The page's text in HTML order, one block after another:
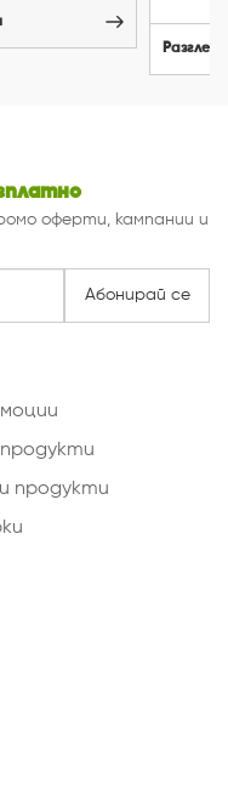
оферти, кампании и
Абонирай се
продукти
продукти